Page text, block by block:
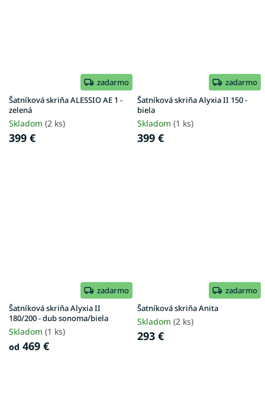
zadarmo
Šatníková skriňa ALESSIO AE 1 -
zelená
Skladom (2 ks)
399 €
zadarmo
Šatníková skriňa Alyxia II 150 -
biela
Skladom (1 ks)
399 €
zadarmo
Šatníková skriňa Alyxia II
180/200 - dub sonoma/biela
Skladom (1 ks)
od 469 €
zadarmo
Šatníková skriňa Anita
Skladom (2 ks)
293 €